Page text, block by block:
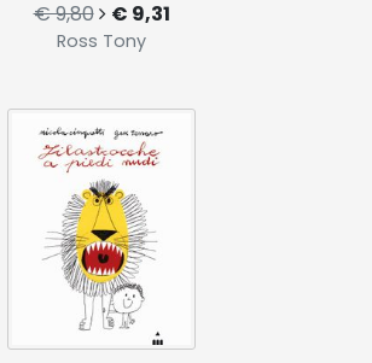
€ 9,80 € 9,31
Ross Tony